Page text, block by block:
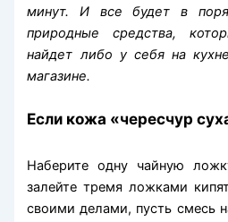
минут. И все будет в
природные средства,
найдет либо у себя на
магазине.
Если кожа «чересчур
Наберите одну чайную
залейте тремя ложками
своими делами, пусть смесь